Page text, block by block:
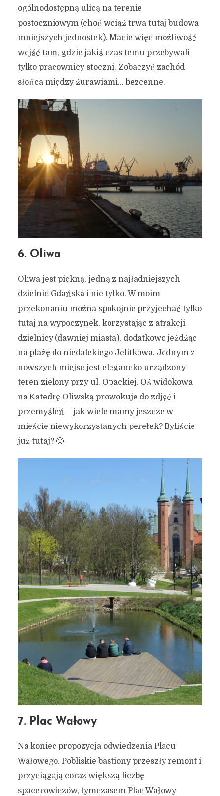
7 zaskakujących miejsc w
Gdańsku do zobaczenia w
kwietniu 2024 (bądź
każdym innym miesiącu)
31 marca 2024
4 min czytania
Kamil Sulewski
ogólnodostępną ulicą na terenie
postoczniowym (choć wciąż trwa tutaj budowa
mniejszych jednostek). Macie więc możliwość
wejść tam, gdzie jakiś czas temu przebywali
tylko pracownicy stoczni. Zobaczyć zachód
słońca między żurawiami… bezcenne.
6. Oliwa
Oliwa jest piękną, jedną z najładniejszych
dzielnic Gdańska i nie tylko. W moim
przekonaniu można spokojnie przyjechać tylko
tutaj na wypoczynek, korzystając z atrakcji
dzielnicy (dawniej miasta), dodatkowo jeżdżąc
na plażę do niedalekiego Jelitkowa. Jednym z
nowszych miejsc jest elegancko urządzony
teren zielony przy ul. Opackiej. Oś widokowa
na Katedrę Oliwską prowokuje do zdjęć i
przemyśleń – jak wiele mamy jeszcze w
mieście niewykorzystanych perełek? Byliście
już tutaj? 🙂
7. Plac Wałowy
Na koniec propozycja odwiedzenia Placu
Wałowego. Pobliskie bastiony przeszły remont i
przyciągają coraz większą liczbę
spacerowiczów, tymczasem Plac Wałowy